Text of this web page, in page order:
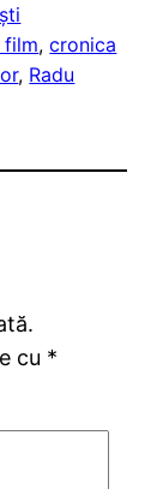
film, cronica
, Radu
cu *